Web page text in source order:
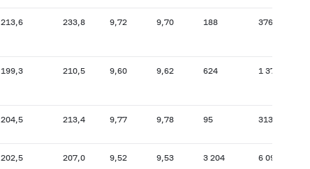
213,6 233,8 9,72 9,70 188 376
199,3 210,5 9,60 9,62 624 1 370
204,5 213,4 9,77 9,78 95 313
202,5 207,0 9,52 9,53 3 204 6 091